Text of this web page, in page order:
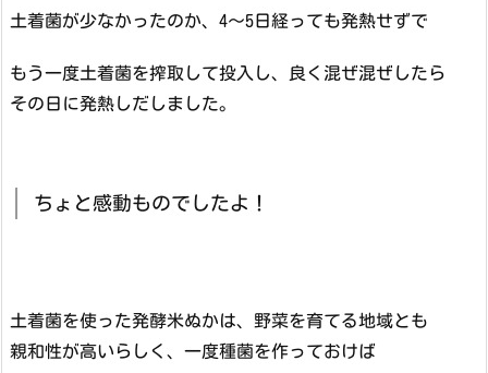
土着菌が少なかったのか、4～5日経っても発熱せずで
もう一度土着菌を搾取して投入し、良く混ぜ混ぜしたら
その日に発熱しだしました。
ちょと感動ものでしたよ！
土着菌を使った発酵米ぬかは、野菜を育てる地域とも
親和性が高いらしく、一度種菌を作っておけば